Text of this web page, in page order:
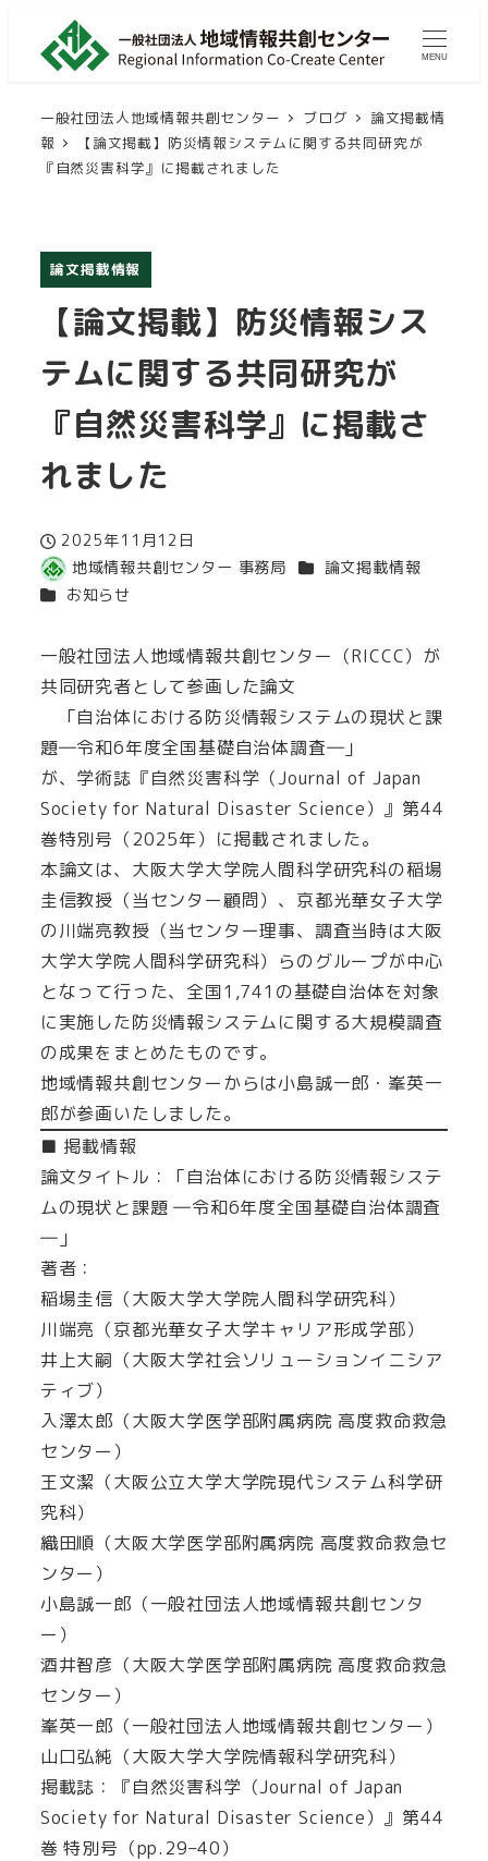
MENU
一般社団法人地域情報共創センター ブログ
論文掲載情
報
【論文掲載】防災情報システムに関する共同研究が
『自然災害科学』に掲載されました
論文掲載情報
【論文掲載】防災情報シス
テムに関する共同研究が
『自然災害科学』に掲載さ
れました
投稿日
2025年11月12日
著
者
地域情報共創センター 事務局 カテゴリー
論文掲載情報
カテゴリー
お知らせ
一般社団法人地域情報共創センター（RICCC）が
共同研究者として参画した論文
「自治体における防災情報システムの現状と課
題―令和6年度全国基礎自治体調査―」
が、学術誌『自然災害科学（Journal of Japan
Society for Natural Disaster Science）』第44
巻特別号（2025年）に掲載されました。
本論文は、大阪大学大学院人間科学研究科の稲場
圭信教授（当センター顧問）、京都光華女子大学
の川端亮教授（当センター理事、調査当時は大阪
大学大学院人間科学研究科）らのグループが中心
となって行った、全国1,741の基礎自治体を対象
に実施した防災情報システムに関する大規模調査
の成果をまとめたものです。
地域情報共創センターからは小島誠一郎・峯英一
郎が参画いたしました。
■ 掲載情報
論文タイトル：「自治体における防災情報システ
ムの現状と課題 ―令和6年度全国基礎自治体調査
―」
著者：
稲場圭信（大阪大学大学院人間科学研究科）
川端亮（京都光華女子大学キャリア形成学部）
井上大嗣（大阪大学社会ソリューションイニシア
ティブ）
入澤太郎（大阪大学医学部附属病院 高度救命救急
センター）
王文潔（大阪公立大学大学院現代システム科学研
究科）
織田順（大阪大学医学部附属病院 高度救命救急セ
ンター）
小島誠一郎（一般社団法人地域情報共創センタ
ー）
酒井智彦（大阪大学医学部附属病院 高度救命救急
センター）
峯英一郎（一般社団法人地域情報共創センター）
山口弘純（大阪大学大学院情報科学研究科）
掲載誌：『自然災害科学（Journal of Japan
Society for Natural Disaster Science）』第44
巻 特別号（pp.29–40）